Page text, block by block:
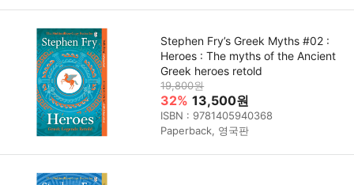
Stephen Fry’s Greek Myths #02 :
Heroes : The myths of the Ancient
Greek heroes retold
19,800원
32% 13,500원
ISBN : 9781405940368
Paperback, 영국판